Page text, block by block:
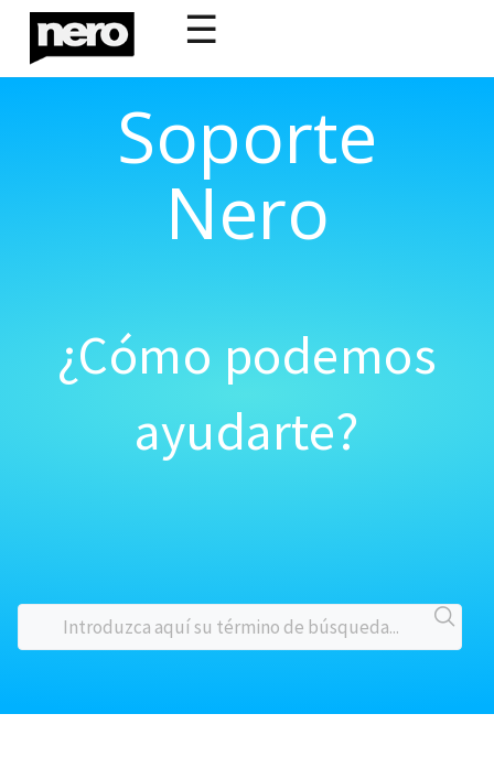
☰
Soporte
Nero
¿Cómo podemos
ayudarte?